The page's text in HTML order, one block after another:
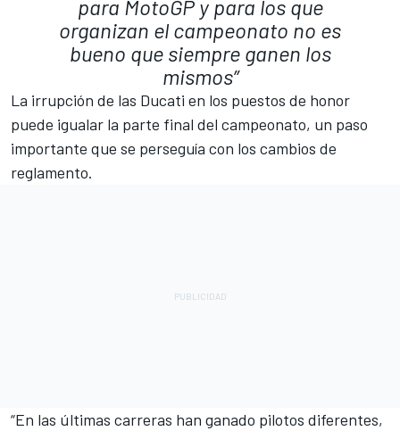
para MotoGP y para los que
organizan el campeonato no es
bueno que siempre ganen los
mismos”
La irrupción de las Ducati en los puestos de honor
puede igualar la parte final del campeonato, un paso
importante que se perseguía con los cambios de
reglamento.
“En las últimas carreras han ganado pilotos diferentes,